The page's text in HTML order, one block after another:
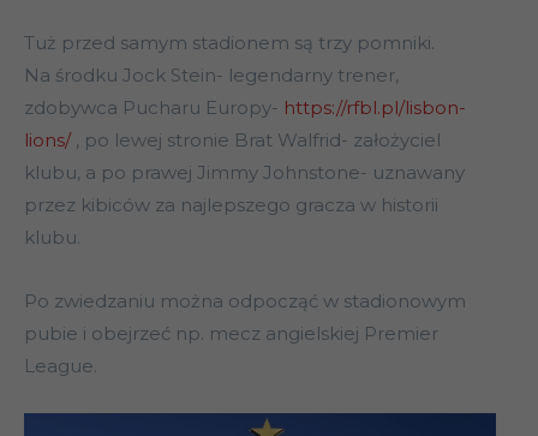
Tuż przed samym stadionem są trzy pomniki.
Na środku Jock Stein- legendarny trener,
zdobywca Pucharu Europy- https://rfbl.pl/lisbon-
lions/, po lewej stronie Brat Walfrid- założyciel
klubu, a po prawej Jimmy Johnstone- uznawany
przez kibiców za najlepszego gracza w historii
klubu.
Po zwiedzaniu można odpocząć w stadionowym
pubie i obejrzeć np. mecz angielskiej Premier
League.